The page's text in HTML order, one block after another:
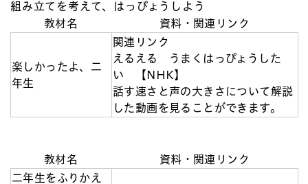
組み立てを考えて、はっぴょうしよう
教材名
資料・関連リンク
楽しかったよ、二
年生
関連リンク
えるえる うまくはっぴょうした
い 【NHK】
話す速さと声の大きさについて解説
した動画を見ることができます。
教材名
資料・関連リンク
二年生をふりかえ